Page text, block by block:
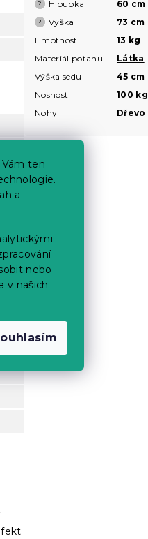
ten
a
nebo
v našich
? Hloubka 60 cm
? Výška
73 cm
Hmotnost
13 kg
Materiál potahu
Látka
Výška sedu
45 cm
Nosnost
100 kg
Nohy
Dřevo